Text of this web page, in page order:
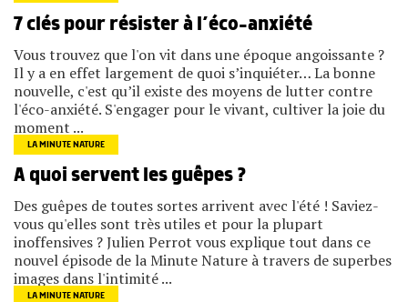
7 clés pour résister à l’éco-anxiété
Vous trouvez que l'on vit dans une époque angoissante ?
Il y a en effet largement de quoi s’inquiéter… La bonne
nouvelle, c'est qu’il existe des moyens de lutter contre
l'éco-anxiété. S'engager pour le vivant, cultiver la joie du
moment ...
LA MINUTE NATURE
A quoi servent les guêpes ?
Des guêpes de toutes sortes arrivent avec l'été ! Saviez-
vous qu'elles sont très utiles et pour la plupart
inoffensives ? Julien Perrot vous explique tout dans ce
nouvel épisode de la Minute Nature à travers de superbes
images dans l'intimité ...
LA MINUTE NATURE